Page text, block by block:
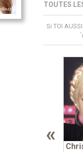
TOUTES
Si TOI
«